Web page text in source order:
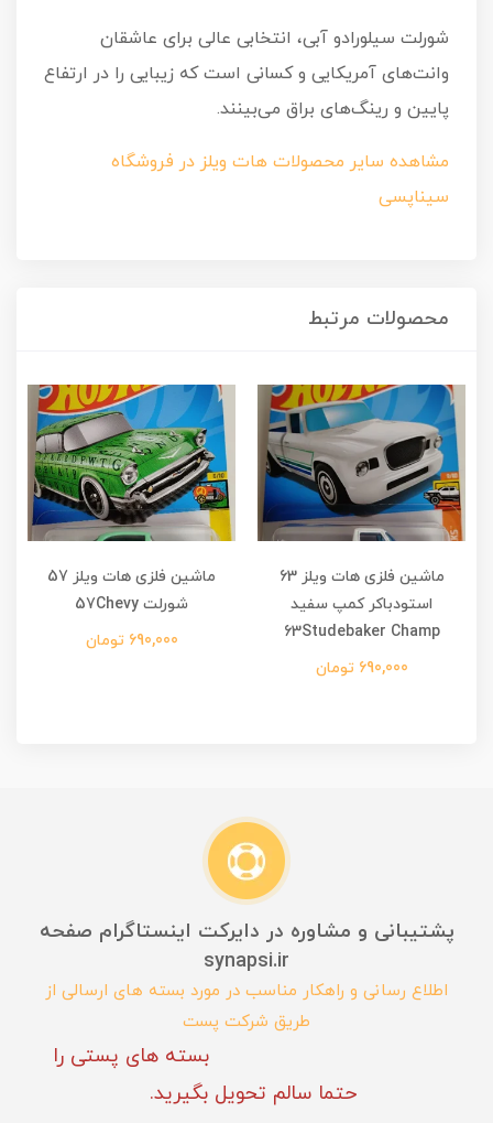
شورلت سیلورادو آبی، انتخابی عالی برای عاشقان
وانت‌های آمریکایی و کسانی است که زیبایی را در ارتفاع
پایین و رینگ‌های براق می‌بینند.
مشاهده سایر محصولات هات ویلز در فروشگاه
سیناپسی
محصولات مرتبط
ماشین فلزی هات ویلز 63
استودباکر کمپ سفید
63Studebaker Champ
690,000 تومان
ماشین فلزی هات ویلز 57
شورلت 57Chevy
690,000 تومان
پشتیبانی و مشاوره در دایرکت اینستاگرام صفحه
synapsi.ir
اطلاع رسانی و راهکار مناسب در مورد بسته های ارسالی از
طریق شرکت پست
بسته های پستی را
حتما سالم تحویل بگیرید.